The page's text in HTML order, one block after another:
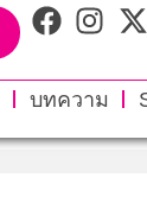
บทความ